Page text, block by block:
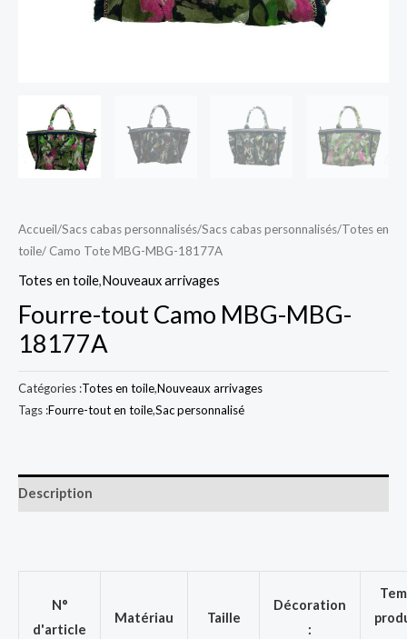
Accueil/Sacs cabas personnalisés/Sacs cabas personnalisés/Totes en
toile/ Camo Tote MBG-MBG-18177A
Totes en toile,Nouveaux arrivages
Fourre-tout Camo MBG-MBG-
18177A
Catégories :Totes en toile,Nouveaux arrivages
Tags :Fourre-tout en toile,Sac personnalisé
Description
N°
d'article
Matériau Taille
Décoration
: